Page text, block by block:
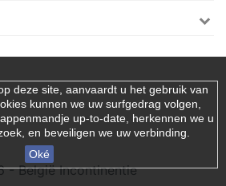
deze site, aanvaardt u het gebruik van
kunnen we uw surfgedrag volgen,
up-to-date, herkennen we u
en beveiligen we uw verbinding.
Oké
- België Incontinentie